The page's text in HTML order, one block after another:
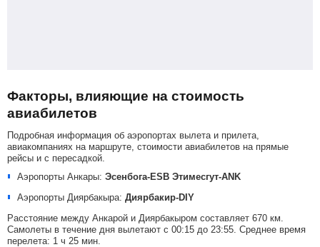
Факторы, влияющие на стоимость
авиабилетов
Подробная информация об аэропортах вылета и прилета,
авиакомпаниях на маршруте, стоимости авиабилетов на прямые
рейсы и с пересадкой.
Аэропорты Анкары: Эсенбога-ESB Этимесгут-ANK
Аэропорты Диярбакыра: Диярбакир-DIY
Расстояние между Анкарой и Диярбакыром составляет 670 км.
Самолеты в течение дня вылетают с 00:15 до 23:55. Среднее время
перелета: 1 ч 25 мин.